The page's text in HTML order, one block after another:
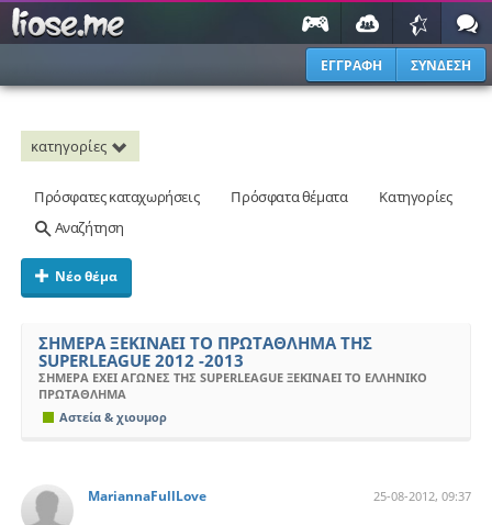
ΕΓΓΡΑΦΗ ΣΥΝΔΕΣΗ
κατηγορίες
Πρόσφατες καταχωρήσεις Πρόσφατα θέματα
Κατηγορίες
Αναζήτηση
Νέο θέμα
ΣΗΜΕΡΑ ΞΕΚΙΝΑΕΙ ΤΟ ΠΡΩΤΑΘΛΗΜΑ ΤΗΣ
SUPERLEAGUE 2012 -2013
ΣΗΜΕΡΑ ΕΧΕΙ ΑΓΩΝΕΣ ΤΗΣ SUPERLEAGUE ΞΕΚΙΝΑΕΙ ΤΟ ΕΛΛΗΝΙΚΟ
ΠΡΩΤΑΘΛΗΜΑ
Αστεία & χιουμορ
MariannaFullLove 25-08-2012, 09:37